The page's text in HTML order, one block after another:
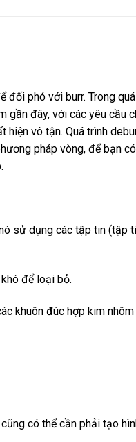
đối phó với burr. Trong
gần đây, với các yêu cầu
vô tận. Quá trình
pháp vòng, để bạn
sử dụng các tập tin (tập
để loại bỏ.
khuôn đúc hợp kim
có thể cần phải tạo